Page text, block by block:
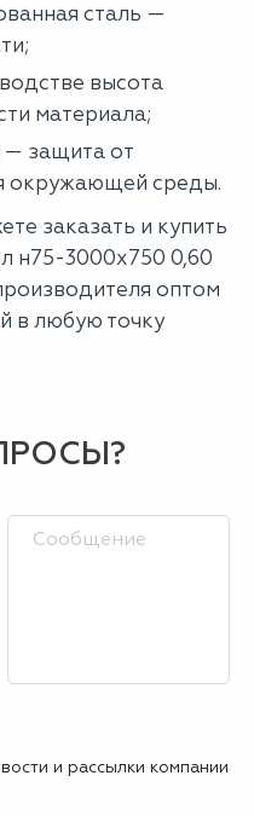
сталь —
высота
материала;
— защита от
окружающей среды.
заказать и купить
н75-3000х750 0,60
оптом
в любую точку
и рассылки компании